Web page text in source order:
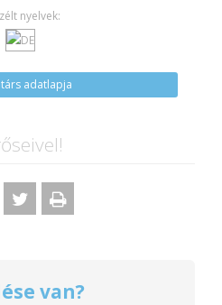
nyelvek:
adatlapja
van?